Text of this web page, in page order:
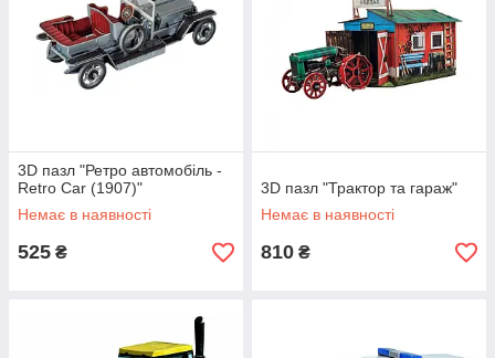
3D пазл "Ретро автомобіль -
Retro Car (1907)"
Немає в наявності
525 ₴
3D пазл "Трактор та гараж"
Немає в наявності
810 ₴